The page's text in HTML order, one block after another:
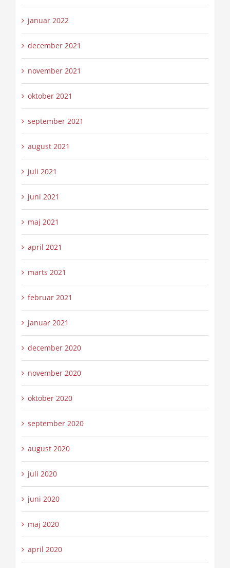
januar 2022
december 2021
november 2021
oktober 2021
september 2021
august 2021
juli 2021
juni 2021
maj 2021
april 2021
marts 2021
februar 2021
januar 2021
december 2020
november 2020
oktober 2020
september 2020
august 2020
juli 2020
juni 2020
maj 2020
april 2020